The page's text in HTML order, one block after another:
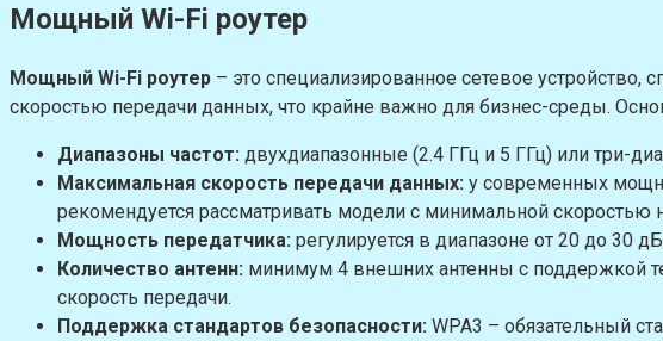
Мощный Wi-Fi роутер
Мощный Wi-Fi роутер – это специализированное сетевое
скоростью передачи данных, что крайне важно для бизнес-среды.
Диапазоны частот: двухдиапазонные (2.4 ГГц и 5 ГГц) или три-
Максимальная скорость передачи данных: у современных
рекомендуется рассматривать модели с минимальной скоростью
Мощность передатчика: регулируется в диапазоне от 20 до 30
Количество антенн: минимум 4 внешних антенны с поддержкой
скорость передачи.
Поддержка стандартов безопасности: WPA3 – обязательный